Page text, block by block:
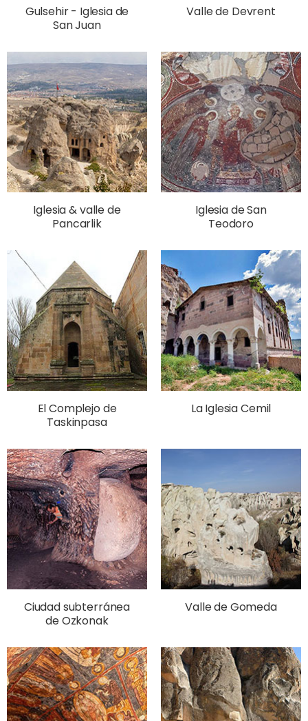
Gulsehir - Iglesia de
San Juan
Valle de Devrent
Iglesia & valle de
Pancarlik
Iglesia de San
Teodoro
El Complejo de
Taskinpasa
La Iglesia Cemil
Ciudad subterránea
de Ozkonak
Valle de Gomeda